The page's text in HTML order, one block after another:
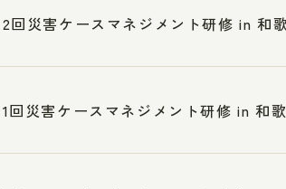
2回災害ケースマネジメント研修 in 和
回災害ケースマネジメント研修 in 和